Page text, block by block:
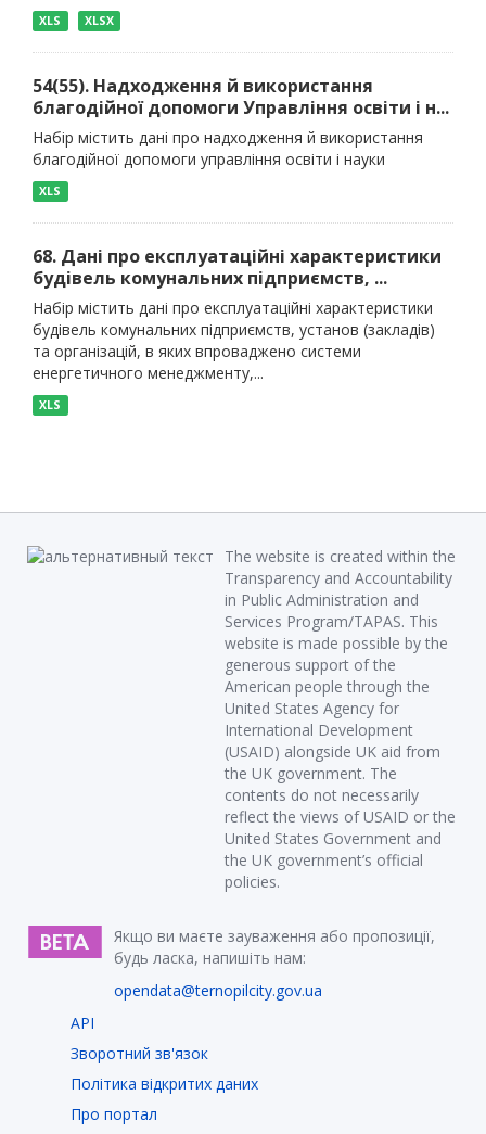
XLS XLSX
54(55). Надходження й використання
благодійної допомоги Управління освіти і н...
Набір містить дані про надходження й використання
благодійної допомоги управління освіти і науки
XLS
68. Дані про експлуатаційні характеристики
будівель комунальних підприємств, ...
Набір містить дані про експлуатаційні характеристики
будівель комунальних підприємств, установ (закладів)
та організацій, в яких впроваджено системи
енергетичного менеджменту,...
XLS
The website is created within the
Transparency and Accountability
in Public Administration and
Services Program/TAPAS. This
website is made possible by the
generous support of the
American people through the
United States Agency for
International Development
(USAID) alongside UK aid from
the UK government. The
contents do not necessarily
reflect the views of USAID or the
United States Government and
the UK government’s official
policies.
Якщо ви маєте зауваження або пропозиції,
будь ласка, напишіть нам:
opendata@ternopilcity.gov.ua
API
Зворотний зв'язок
Політика відкритих даних
Про портал